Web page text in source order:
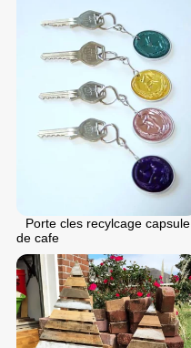
Porte cles recylcage capsule
de cafe